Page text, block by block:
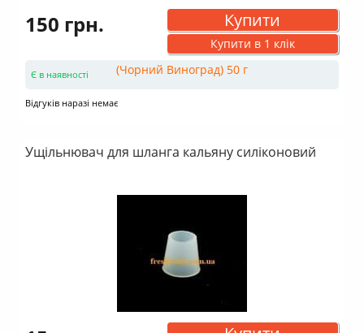
150 грн. Купити
Купити в 1 клік
Є в наявності
Відгуків наразі немає
Ущільнювач для шланга кальяну силіконовий